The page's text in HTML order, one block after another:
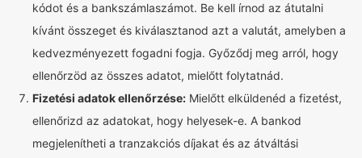
kódot és a bankszámlaszámot. Be kell írnod az átutalni
kívánt összeget és kiválasztanod azt a valutát, amelyben a
kedvezményezett fogadni fogja. Győződj meg arról, hogy
ellenőrzöd az összes adatot, mielőtt folytatnád.
Fizetési adatok ellenőrzése: Mielőtt elküldenéd a fizetést,
ellenőrizd az adatokat, hogy helyesek-e. A bankod
megjelenítheti a tranzakciós díjakat és az átváltási